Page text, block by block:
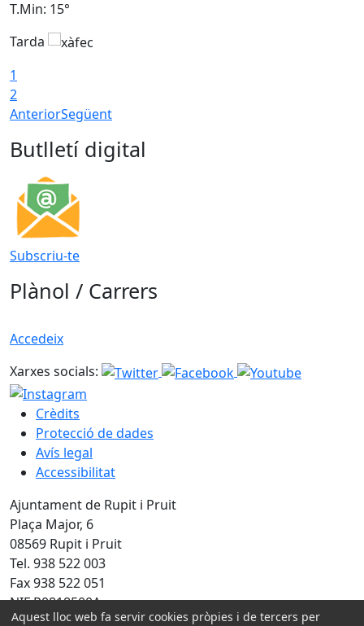
T.Min: 15°
Tarda
1
2
AnteriorSegüent
Butlletí digital
Subscriu-te
Plànol / Carrers
Accedeix
Xarxes socials:
Crèdits
Protecció de dades
Avís legal
Accessibilitat
Ajuntament de Rupit i Pruit
Plaça Major, 6
08569 Rupit i Pruit
Tel. 938 522 003
Fax 938 522 051
NIF P0818500A
Aquest lloc web fa servir cookies pròpies i de tercers per